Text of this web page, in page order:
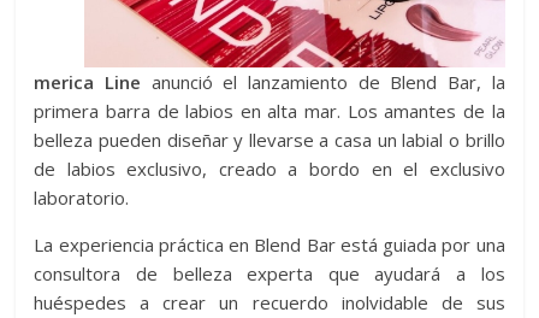
merica Line anunció el lanzamiento de Blend Bar, la
primera barra de labios en alta mar. Los amantes de la
belleza pueden diseñar y llevarse a casa un labial o brillo
de labios exclusivo, creado a bordo en el exclusivo
laboratorio.
La experiencia práctica en Blend Bar está guiada por una
consultora de belleza experta que ayudará a los
huéspedes a crear un recuerdo inolvidable de sus